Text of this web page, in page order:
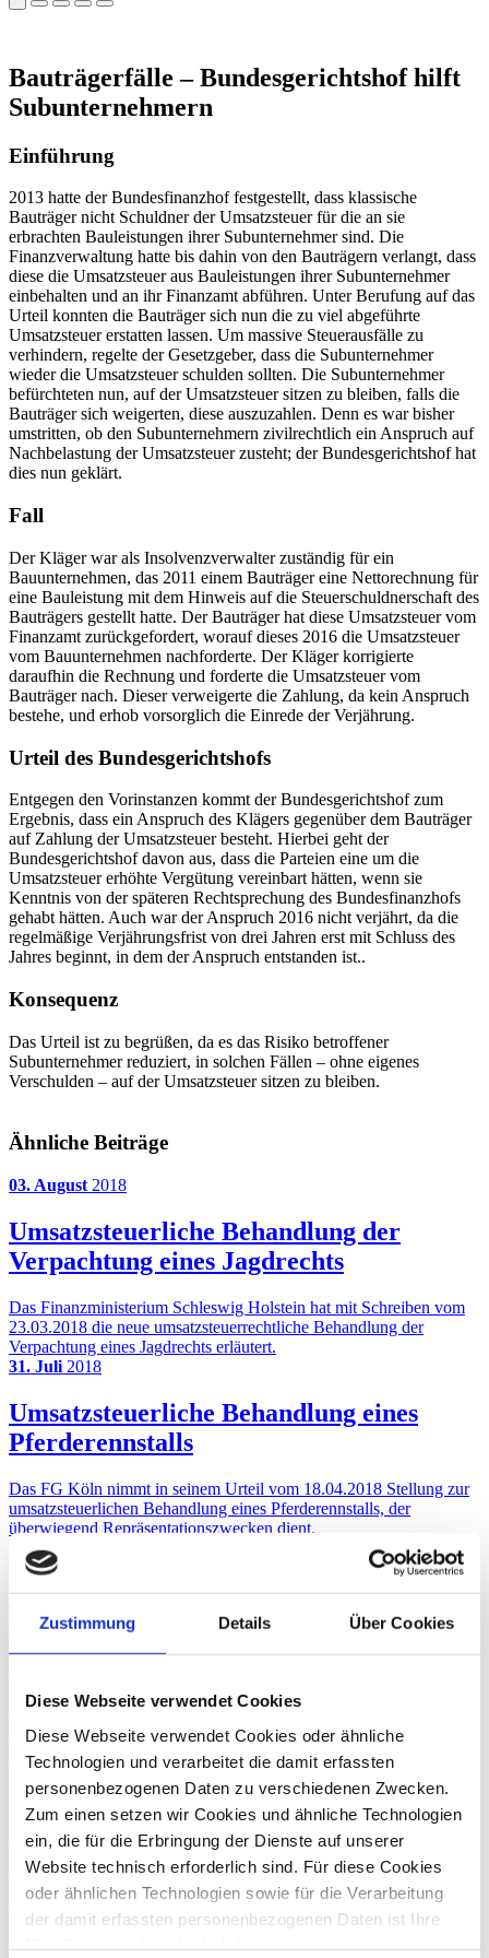
Zustimmung Details Über Cookies
Diese Webseite verwendet Cookies
Diese Webseite verwendet Cookies oder ähnliche
Technologien und verarbeitet die damit erfassten
personenbezogenen Daten zu verschiedenen Zwecken.
Zum einen setzen wir Cookies und ähnliche Technologien
ein, die für die Erbringung der Dienste auf unserer
Website technisch erforderlich sind. Für diese Cookies
oder ähnlichen Technologien sowie für die Verarbeitung
der damit erfassten personenbezogenen Daten ist Ihre
Bauträgerfälle – Bundesgerichtshof hilft
Subunternehmern
Einführung
2013 hatte der Bundesfinanzhof festgestellt, dass klassische
Bauträger nicht Schuldner der Umsatzsteuer für die an sie
erbrachten Bauleistungen ihrer Subunternehmer sind. Die
Finanzverwaltung hatte bis dahin von den Bauträgern verlangt, dass
diese die Umsatzsteuer aus Bauleistungen ihrer Subunternehmer
einbehalten und an ihr Finanzamt abführen. Unter Berufung auf das
Urteil konnten die Bauträger sich nun die zu viel abgeführte
Umsatzsteuer erstatten lassen. Um massive Steuerausfälle zu
verhindern, regelte der Gesetzgeber, dass die Subunternehmer
wieder die Umsatzsteuer schulden sollten. Die Subunternehmer
befürchteten nun, auf der Umsatzsteuer sitzen zu bleiben, falls die
Bauträger sich weigerten, diese auszuzahlen. Denn es war bisher
umstritten, ob den Subunternehmern zivilrechtlich ein Anspruch auf
Nachbelastung der Umsatzsteuer zusteht; der Bundesgerichtshof hat
dies nun geklärt.
Fall
Der Kläger war als Insolvenzverwalter zuständig für ein
Bauunternehmen, das 2011 einem Bauträger eine Nettorechnung für
eine Bauleistung mit dem Hinweis auf die Steuerschuldnerschaft des
Bauträgers gestellt hatte. Der Bauträger hat diese Umsatzsteuer vom
Finanzamt zurückgefordert, worauf dieses 2016 die Umsatzsteuer
vom Bauunternehmen nachforderte. Der Kläger korrigierte
daraufhin die Rechnung und forderte die Umsatzsteuer vom
Bauträger nach. Dieser verweigerte die Zahlung, da kein Anspruch
bestehe, und erhob vorsorglich die Einrede der Verjährung.
Urteil des Bundesgerichtshofs
Entgegen den Vorinstanzen kommt der Bundesgerichtshof zum
Ergebnis, dass ein Anspruch des Klägers gegenüber dem Bauträger
auf Zahlung der Umsatzsteuer besteht. Hierbei geht der
Bundesgerichtshof davon aus, dass die Parteien eine um die
Umsatzsteuer erhöhte Vergütung vereinbart hätten, wenn sie
Kenntnis von der späteren Rechtsprechung des Bundesfinanzhofs
gehabt hätten. Auch war der Anspruch 2016 nicht verjährt, da die
regelmäßige Verjährungsfrist von drei Jahren erst mit Schluss des
Jahres beginnt, in dem der Anspruch entstanden ist..
Konsequenz
Das Urteil ist zu begrüßen, da es das Risiko betroffener
Subunternehmer reduziert, in solchen Fällen – ohne eigenes
Verschulden – auf der Umsatzsteuer sitzen zu bleiben.
Ähnliche Beiträge
03. August 2018
Umsatzsteuerliche Behandlung der
Verpachtung eines Jagdrechts
Das Finanzministerium Schleswig Holstein hat mit Schreiben vom
23.03.2018 die neue umsatzsteuerrechtliche Behandlung der
Verpachtung eines Jagdrechts erläutert.
31. Juli 2018
Umsatzsteuerliche Behandlung eines
Pferderennstalls
Das FG Köln nimmt in seinem Urteil vom 18.04.2018 Stellung zur
umsatzsteuerlichen Behandlung eines Pferderennstalls, der
überwiegend Repräsentationszwecken dient.
30. Juli
Umsatzsteuer-Stolpersteine umgehen –
mit unseren Expertentipps
Klöttschen zeigen im Interview ein paar der häufigsten
Fehlerquellen auf und erklären, wie man sie umgehen kann.
Tax Compliance
15. Mai2018
Gewinnvorab für die Überlassung von
Vieheinheiten ist kein umsatzsteuerbares
Entgelt